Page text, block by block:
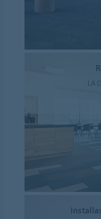
LA